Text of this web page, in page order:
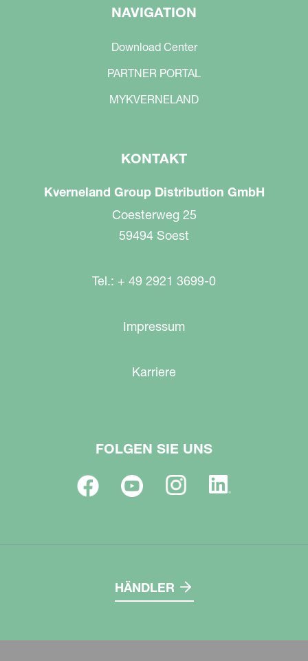
NAVIGATION
Download Center
PARTNER PORTAL
MYKVERNELAND
KONTAKT
Kverneland Group Distribution GmbH
Coesterweg 25
59494 Soest
Tel.: + 49 2921 3699-0
Impressum
Karriere
FOLGEN SIE UNS
HÄNDLER